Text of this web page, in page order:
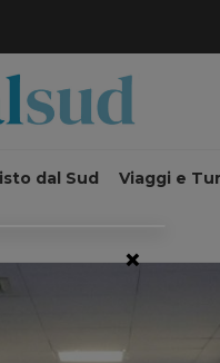
dal Sud Viaggi e
×